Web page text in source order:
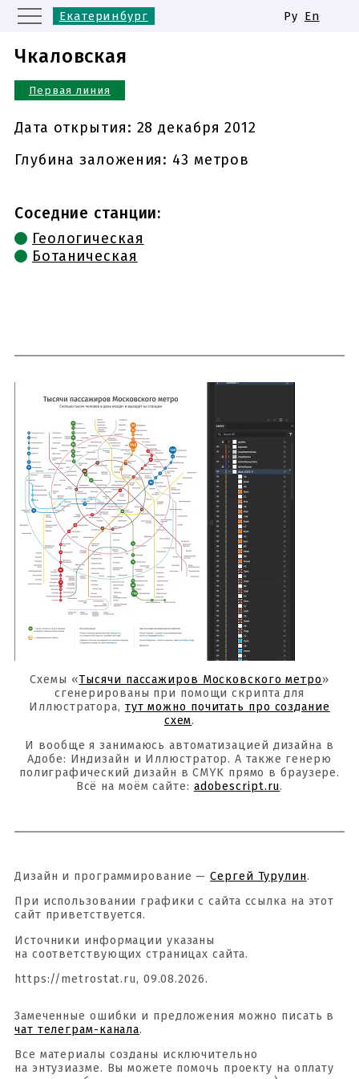
Екатеринбург
Казань
Нижний Новгород
Новосибирск
Одинаковые названия станций
метро
Ру En
Чкаловская
Первая линия
Дата открытия: 28 декабря 2012
Глубина заложения: 43 метров
Соседние станции:
Геологическая
Ботаническая
Схемы «Тысячи пассажиров Московского метро»
сгенерированы при помощи скрипта для
Иллюстратора, тут можно почитать про создание
схем.
И вообще я занимаюсь автоматизацией дизайна в
Адобе: Индизайн и Иллюстратор. А также генерю
полиграфический дизайн в CMYK прямо в браузере.
Всё на моём сайте: adobescript.ru.
Дизайн и программирование —Сергей Турулин.
При использовании графики с сайта ссылка на этот
сайт приветствуется.
Источники информации указаны
на соответствующих страницах сайта.
https://metrostat.ru, 09.08.2026.
Замеченные ошибки и предложения можно писать в
чат телеграм-канала.
Все материалы созданы исключительно
на энтузиазме. Вы можете помочь проекту на оплату